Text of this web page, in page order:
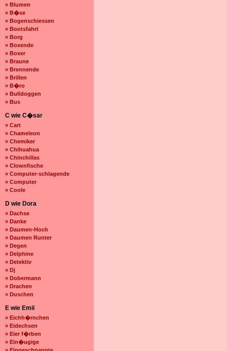
» Blumen
» B�se
» Bogenschiessen
» Bootsfahrt
» Borg
» Boxende
» Boxer
» Braune
» Brennende
» Brillen
» B�ro
» Bulldoggen
» Bus
C wie C�sar
» Cart
» Chameleon
» Chemiker
» Chihuahua
» Chinchillas
» Clownfische
» Computer-schlagende
» Computer
» Coole
D wie Dora
» Dachse
» Danke
» Daumen-Hoch
» Daumen Runter
» Degen
» Delphine
» Detektiv
» Dj
» Dobermann
» Drachen
» Duschen
E wie Emil
» Eichh�rnchen
» Eidechsen
» Eier f�rben
» Ein�ugige